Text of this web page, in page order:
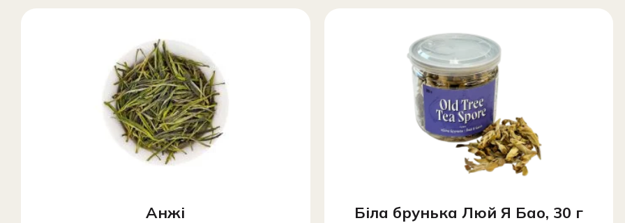
Анжі Біла брунька Люй Я Бао, 30 г